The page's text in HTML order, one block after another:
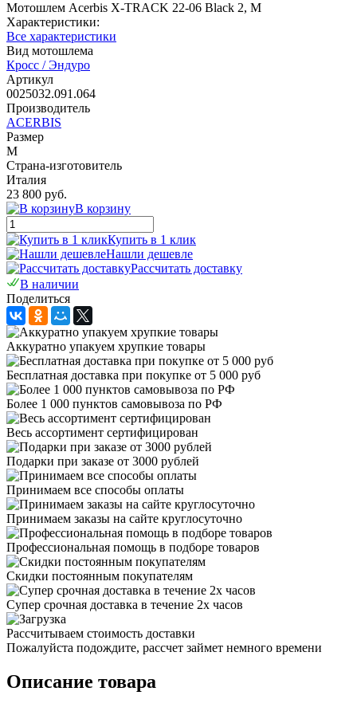
Мотошлем Acerbis X-TRACK 22-06 Black 2, M
Характеристики:
Все характеристики
Вид мотошлема
Кросс / Эндуро
Артикул
0025032.091.064
Производитель
ACERBIS
Размер
M
Страна-изготовитель
Италия
23 800 руб.
В корзину
Купить в 1 клик
Нашли дешевле
Рассчитать доставку
В наличии
Поделиться
Аккуратно упакуем хрупкие товары
Бесплатная доставка при покупке от 5 000 руб
Более 1 000 пунктов самовывоза по РФ
Весь ассортимент сертифицирован
Подарки при заказе от 3000 рублей
Принимаем все способы оплаты
Принимаем заказы на сайте круглосуточно
Профессиональная помощь в подборе товаров
Скидки постоянным покупателям
Супер срочная доставка в течение 2х часов
Рассчитываем стоимость доставки
Пожалуйста подождите, рассчет займет немного времени
Описание товара